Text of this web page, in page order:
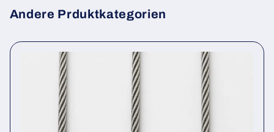
Andere Prduktkategorien